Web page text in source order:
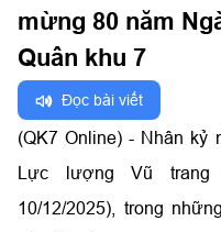
mừng 80 năm
Quân khu 7
Đọc bài viết
(QK7 Online) - Nhân kỷ
Lực lượng Vũ trang
10/12/2025), trong